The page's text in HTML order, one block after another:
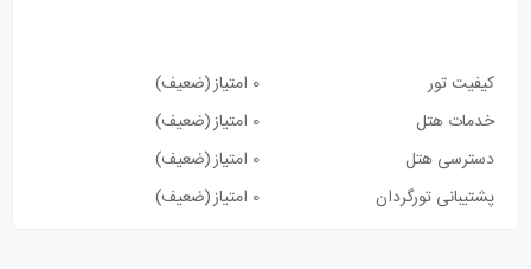
کیفیت تور 0 امتیاز
(ضعیف)
خدمات هتل
0 امتیاز
(ضعیف)
دسترسی هتل
0 امتیاز
(ضعیف)
پشتیبانی تورگردان
0 امتیاز (ضعیف)